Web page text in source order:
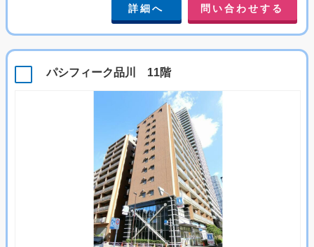
詳細へ 問い合わせする
パシフィーク品川 11階